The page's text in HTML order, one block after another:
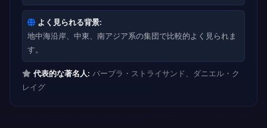
よく見られる背景:
地中海沿岸、中東、南アジア系の集団で比較的よく見られま
す。
代表的な著名人: バーブラ・ストライサンド、ダニエル・ク
レイグ